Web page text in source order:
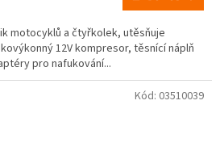
motocyklů a čtyřkolek, utěsňuje
12V kompresor, těsnící náplň
pro nafukování...
Kód: 03510039